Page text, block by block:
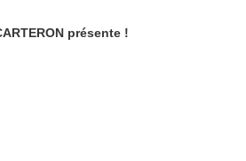
pesticides ? CARTERON présente !